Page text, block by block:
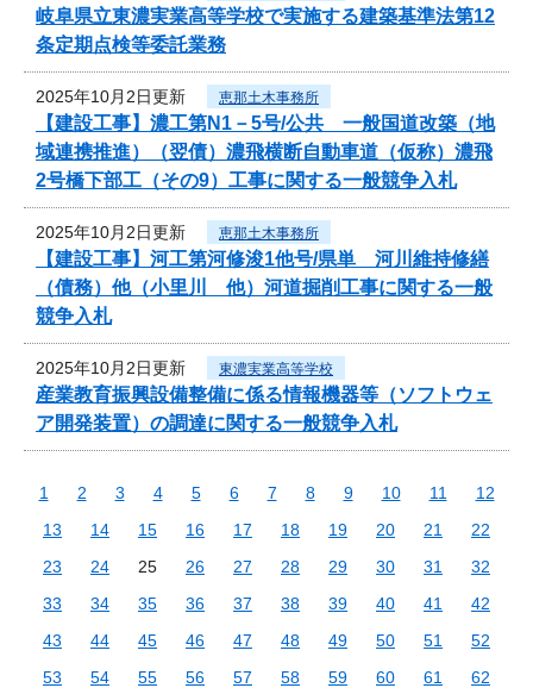
岐阜県立東濃実業高等学校で実施する建築基準法第12
条定期点検等委託業務
2025年10月2日更新 恵那土木事務所
【建設工事】濃工第N1－5号/公共 一般国道改築（地
域連携推進）（翌債）濃飛横断自動車道（仮称）濃飛
2号橋下部工（その9）工事に関する一般競争入札
2025年10月2日更新 恵那土木事務所
【建設工事】河工第河修浚1他号/県単 河川維持修繕
（債務）他（小里川 他）河道掘削工事に関する一般
競争入札
2025年10月2日更新 東濃実業高等学校
産業教育振興設備整備に係る情報機器等（ソフトウェ
ア開発装置）の調達に関する一般競争入札
1 2 3 4 5 6 7 8 9 10 11
12
13
14 15 16 17 18 19 20 21
22
23
24 25 26 27 28 29 30 31
32
33
34 35 36 37 38 39 40 41
42
43
44 45 46 47 48 49 50 51
52
53
54 55 56 57 58 59 60 61
62